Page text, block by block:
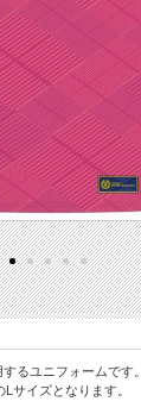
るユニフォームです。
サイズとなります。